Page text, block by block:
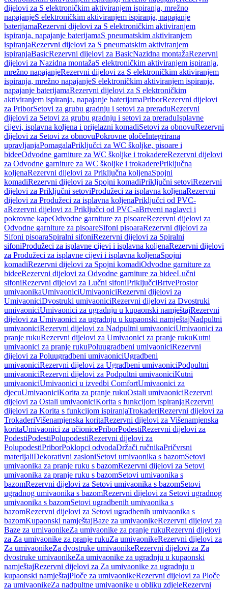
dijelovi za S elektroničkim aktiviranjem ispiranja, mrežno
napajanjeS elektroničkim aktiviranjem ispiranja, napajanje
baterijamaRezervni dijelovi za S elektroničkim aktiviranjem
ispiranja, napajanje baterijamaS pneumatskim aktiviranjem
ispiranjaRezervni dijelovi za S pneumatskim aktiviranjem
ispiranjaBasicRezervni dijelovi za BasicNazidna montažaRezervni
dijelovi za Nazidna montažaS elektroničkim aktiviranjem ispiranja,
mrežno napajanjeRezervni dijelovi za S elektroničkim aktiviranjem
ispiranja, mrežno napajanjeS elektroničkim aktiviranjem ispiranja,
napajanje baterijamaRezervni dijelovi za S elektroničkim
aktiviranjem ispiranja, napajanje baterijamaPriborRezervni dijelovi
za PriborSetovi za grubu gradnju i setovi za preraduRezervni
dijelovi za Setovi za grubu gradnju i setovi za preraduIsplavne
cijevi, isplavna koljena i prijelazni komadiSetovi za obnovuRezervni
dijelovi za Setovi za obnovuPokrovne pločeIntegrirana
upravljanjaPomagalaPriključci za WC školjke, pisoare i
bideeOdvodne garniture za WC školjke i trokadereRezervni dijelovi
za Odvodne garniture za WC školjke i trokaderePriključna
koljenaRezervni dijelovi za Priključna koljenaSpojni
komadiRezervni dijelovi za Spojni komadiPriključni setoviRezervni
dijelovi za Priključni setoviProdužeci za isplavna koljenaRezervni
dijelovi za Produžeci za isplavna koljenaPriključci od PVC-
aRezervni dijelovi za Priključci od PVC-aBrtveni naglavci i
pokrovne kapeOdvodne garniture za pisoareRezervni dijelovi za
Odvodne garniture za pisoareSifoni pisoaraRezervni dijelovi za
Sifoni pisoaraSpiralni sifoniRezervni dijelovi za Spiralni
sifoniProdužeci za isplavne cijevi i isplavna koljenaRezervni dijelovi
za Produžeci za isplavne cijevi i isplavna koljenaSpojni
komadiRezervni dijelovi za Spojni komadiOdvodne garniture za
bideeRezervni dijelovi za Odvodne garniture za bideeLučni
sifoniRezervni dijelovi za Lučni sifoniPriključciBrtveProstor
umivaonikaUmivaoniciUmivaoniciRezervni dijelovi za
UmivaoniciDvostruki umivaoniciRezervni dijelovi za Dvostruki
umivaoniciUmivaonici za ugradnju u kupaonski namještajRezervni
dijelovi za Umivaonici za ugradnju u kupaonski namještajNadpultni
umivaoniciRezervni dijelovi za Nadpultni umivaoniciUmivaonici za
pranje rukuRezervni dijelovi za Umivaonici za pranje rukuKutni
umivaonici za pranje rukuPoluugradbeni umivaoniciRezervni
dijelovi za Poluugradbeni umivaoniciUgradbeni
umivaoniciRezervni dijelovi za Ugradbeni umivaoniciPodpultni
umivaoniciRezervni dijelovi za Podpultni umivaoniciKutni
umivaoniciUmivaonici u izvedbi ComfortUmivaonici za
djecuUmivaoniciKorita za pranje rukuOstali umivaoniciRezervni
dijelovi za Ostali umivaoniciKorita s funkcijom ispiranjaRezervni
dijelovi za Korita s funkcijom ispiranjaTrokaderiRezervni dijelovi za
TrokaderiVišenamjenska koritaRezervni dijelovi za Višenamjenska
koritaUmivaonici za učionicePriborPodestiRezervni dijelovi za
PodestiPodestiPolupodestiRezervni dijelovi za
PolupodestiPriborPoklopci odvodaDržači ručnikaPričvrsni
materijaliDekorativni zasloniSetovi umivaonika s bazomSetovi
umivaonika za pranje ruku s bazomRezervni dijelovi za Setovi
umivaonika za pranje ruku s bazomSetovi umivaonika s
bazomRezervni dijelovi za Setovi umivaonika s bazomSetovi
ugradnog umivaonika s bazomRezervni dijelovi za Setovi ugradnog
umivaonika s bazomSetovi ugradbenih umivaonika s
bazomRezervni dijelovi za Setovi ugradbenih umivaonika s
bazomKupaonski namještajBaze za umivaonikeRezervni dijelovi za
Baze za umivaonikeZa umivaonike za pranje rukuRezervni dijelovi
za Za umivaonike za pranje rukuZa umivaonikeRezervni dijelovi za
Za umivaonikeZa dvostruke umivaonikeRezervni dijelovi za Za
dvostruke umivaonikeZa umivaonike za ugradnju u kupaonski
namještajRezervni dijelovi za Za umivaonike za ugradnju u
kupaonski namještajPloče za umivaonikeRezervni dijelovi za Ploče
za umivaonikeZa nadpultne umivaonike u obliku zdjeleRezervni